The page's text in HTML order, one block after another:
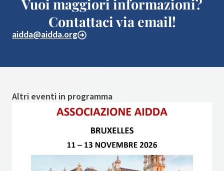
Vuoi maggiori informazioni?
Contattaci via email!
aidda@aidda.org
Altri eventi in programma